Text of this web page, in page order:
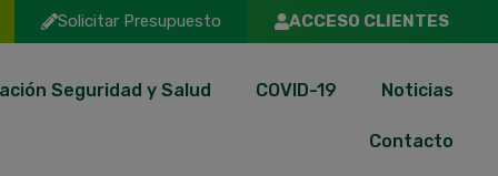
Solicitar Presupuesto ACCESO CLIENTES
Seguridad y Salud COVID-19 Noticias
Contacto